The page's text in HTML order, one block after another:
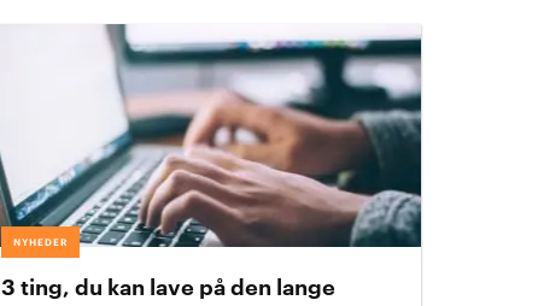
NYHEDER
3 ting, du kan lave på den lange